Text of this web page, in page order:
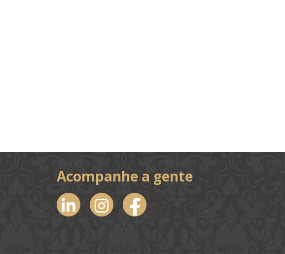
Acompanhe a gente